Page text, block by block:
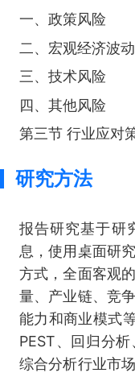
一、政策风险
二、宏观经济波
三、技术风险
四、其他风险
第三节 行业应对
研究方法
报告研究基于研
息，使用桌面研
方式，全面客观
量、产业链、竞
能力和商业模式
PEST、回归分
综合分析行业市